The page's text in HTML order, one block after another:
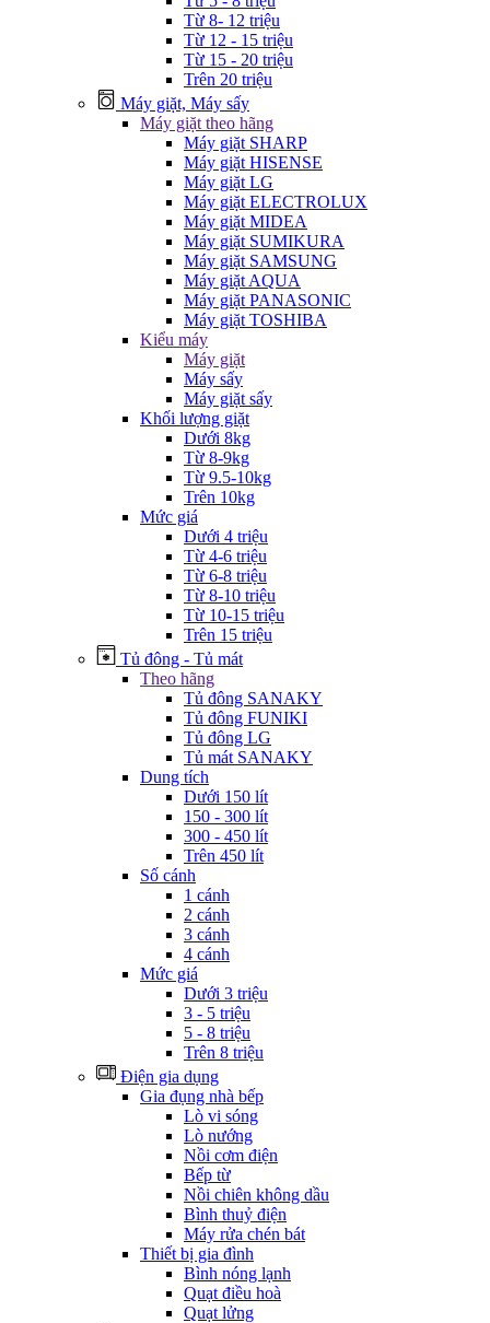
Từ 8- 12 triệu
Từ 12 - 15 triệu
Từ 15 - 20 triệu
Trên 20 triệu
Máy giặt, Máy sấy
Máy giặt theo hãng
Máy giặt SHARP
Máy giặt HISENSE
Máy giặt LG
Máy giặt ELECTROLUX
Máy giặt MIDEA
Máy giặt SUMIKURA
Máy giặt SAMSUNG
Máy giặt AQUA
Máy giặt PANASONIC
Máy giặt TOSHIBA
Kiểu máy
Máy giặt
Máy sấy
Máy giặt sấy
Khối lượng giặt
Dưới 8kg
Từ 8-9kg
Từ 9.5-10kg
Trên 10kg
Mức giá
Dưới 4 triệu
Từ 4-6 triệu
Từ 6-8 triệu
Từ 8-10 triệu
Từ 10-15 triệu
Trên 15 triệu
Tủ đông - Tủ mát
Theo hãng
Tủ đông SANAKY
Tủ đông FUNIKI
Tủ đông LG
Tủ mát SANAKY
Dung tích
Dưới 150 lít
150 - 300 lít
300 - 450 lít
Trên 450 lít
Số cánh
1 cánh
2 cánh
3 cánh
4 cánh
Mức giá
Dưới 3 triệu
3 - 5 triệu
5 - 8 triệu
Trên 8 triệu
Điện gia dụng
Gia đụng nhà bếp
Lò vi sóng
Lò nướng
Nồi cơm điện
Bếp từ
Nồi chiên không dầu
Bình thuỷ điện
Máy rửa chén bát
Thiết bị gia đình
Bình nóng lạnh
Quạt điều hoà
Quạt lửng